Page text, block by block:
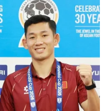
Chinadaily)
Tổng thống Nga
với Hội đồng An
năng Phần Lan và
Tổ chức Hiệp